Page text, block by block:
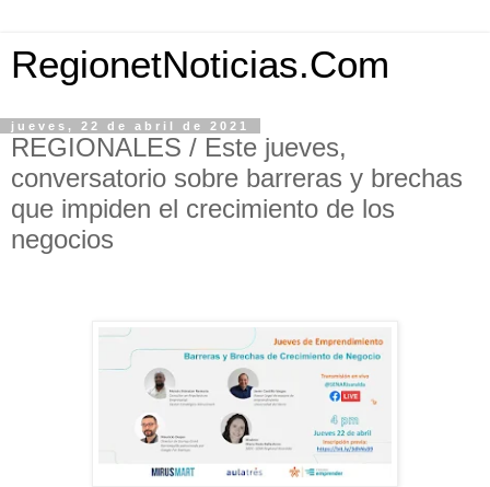
RegionetNoticias.Com
jueves, 22 de abril de 2021
REGIONALES / Este jueves,
conversatorio sobre barreras y brechas
que impiden el crecimiento de los
negocios